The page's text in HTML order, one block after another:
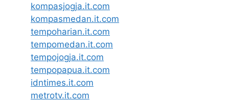
kompasjogja.it.com
kompasmedan.it.com
tempoharian.it.com
tempomedan.it.com
tempojogja.it.com
tempopapua.it.com
idntimes.it.com
metrotv.it.com